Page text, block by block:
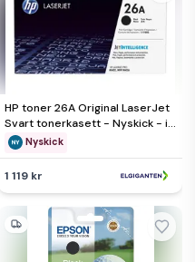
HP toner 26A Original LaserJet
Svart tonerkasett - Nyskick - i
originalförpackning
Nyskick
1 119 kr